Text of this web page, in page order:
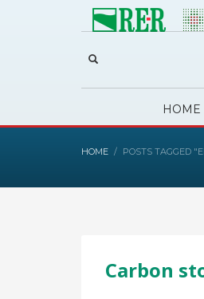
HOME
HOME POSTS TAGGED
Carbon